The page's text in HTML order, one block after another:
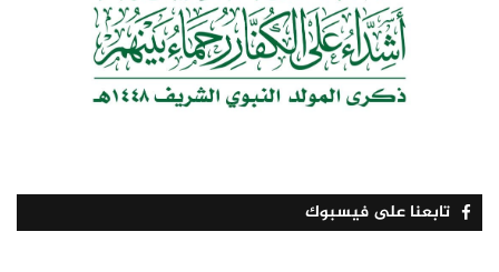
تابعنا على فيسبوك